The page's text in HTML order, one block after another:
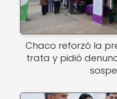
Chaco reforzó la
trata y pidió